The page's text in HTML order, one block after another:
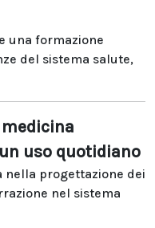
una formazione
del sistema salute,
uso quotidiano
progettazione dei
nel sistema